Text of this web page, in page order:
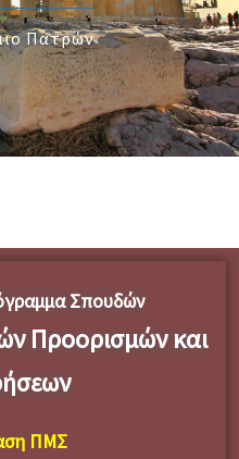
Πατρών
Σπουδών
Προορισμών και
ΠΜΣ